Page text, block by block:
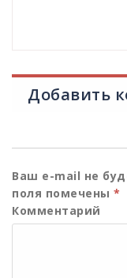
Добавить
Ваш e-mail не
поля помечены *
Комментарий